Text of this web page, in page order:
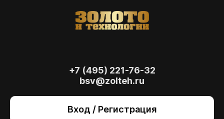
+7 (495) 221-76-32
bsv@zolteh.ru
Вход / Регистрация
также для анализа сайта и улучшения